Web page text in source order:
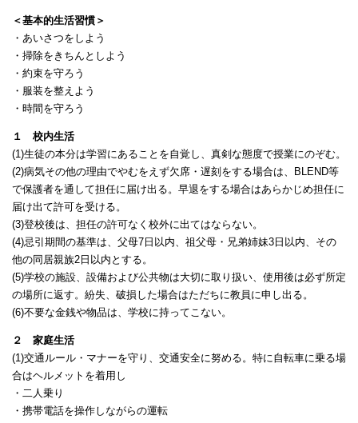
＜基本的生活習慣＞
・あいさつをしよう
・掃除をきちんとしよう
・約束を守ろう
・服装を整えよう
・時間を守ろう
１ 校内生活
(1)生徒の本分は学習にあることを自覚し、真剣な態度で授業にのぞむ。
(2)病気その他の理由でやむをえず欠席・遅刻をする場合は、BLEND等
で保護者を通して担任に届け出る。早退をする場合はあらかじめ担任に
届け出て許可を受ける。
(3)登校後は、担任の許可なく校外に出てはならない。
(4)忌引期間の基準は、父母7日以内、祖父母・兄弟姉妹3日以内、その
他の同居親族2日以内とする。
(5)学校の施設、設備および公共物は大切に取り扱い、使用後は必ず所定
の場所に返す。紛失、破損した場合はただちに教員に申し出る。
(6)不要な金銭や物品は、学校に持ってこない。
２ 家庭生活
(1)交通ルール・マナーを守り、交通安全に努める。特に自転車に乗る場
合はヘルメットを着用し
・二人乗り
・携帯電話を操作しながらの運転